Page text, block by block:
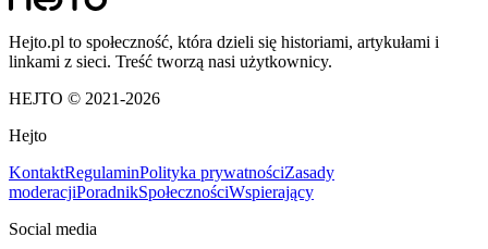
Hejto.pl to społeczność, która dzieli się historiami, artykułami i
linkami z sieci. Treść tworzą nasi użytkownicy.
HEJTO © 2021-2026
Hejto
KontaktRegulaminPolityka prywatnościZasady
moderacjiPoradnikSpołecznościWspierający
Social media